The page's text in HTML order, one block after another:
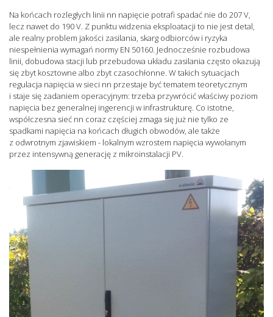
Na końcach rozległych linii nn napięcie potrafi spadać nie do 207 V,
lecz nawet do 190 V. Z punktu widzenia eksploatacji to nie jest detal,
ale realny problem jakości zasilania, skarg odbiorców i ryzyka
niespełnienia wymagań normy EN 50160. Jednocześnie rozbudowa
linii, dobudowa stacji lub przebudowa układu zasilania często okazują
się zbyt kosztowne albo zbyt czasochłonne. W takich sytuacjach
regulacja napięcia w sieci nn przestaje być tematem teoretycznym
i staje się zadaniem operacyjnym: trzeba przywrócić właściwy poziom
napięcia bez generalnej ingerencji w infrastrukturę. Co istotne,
współczesna sieć nn coraz częściej zmaga się już nie tylko ze
spadkami napięcia na końcach długich obwodów, ale także
z odwrotnym zjawiskiem - lokalnym wzrostem napięcia wywołanym
przez intensywną generację z mikroinstalacji PV.